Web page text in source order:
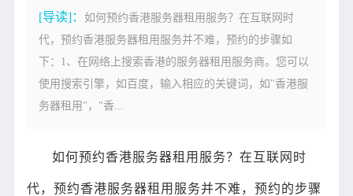
[导读]：如何预约香港服务器租用服务？在互联网时
代，预约香港服务器租用服务并不难，预约的步骤如
下：1、在网络上搜索香港的服务器租用服务商。您可以
使用搜索引擎，如百度，输入相应的关键词，如"香港服
务器租用"，"香...
如何预约香港服务器租用服务？在互联网时
代，预约香港服务器租用服务并不难，预约的步骤